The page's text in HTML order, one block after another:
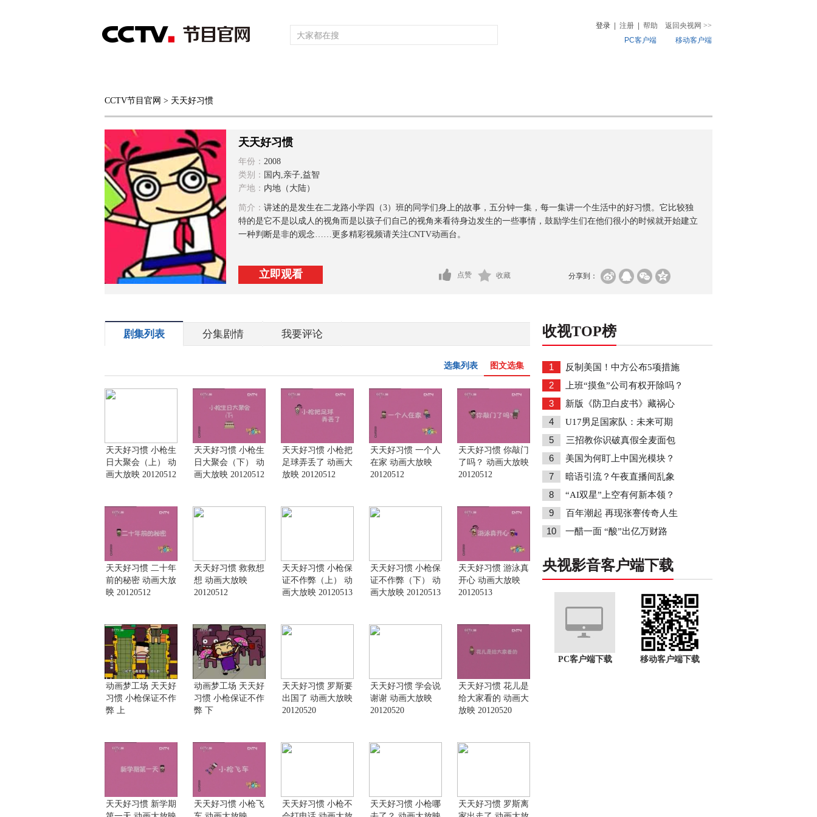
登录 注册 帮助 返回央视网 >>
PC客户端
移动客户端
综合 新闻 财经 综艺
CCTV节目官网 > 天天好习惯
天天好习惯
年份： 2008
类别： 国内,亲子,益智
产地： 内地（大陆）
简介： 讲述的是发生在二龙路小学四（3）班的同学们身上的故事，五分钟一集，每一集讲一个生活中的好习惯。它比较独
特的是它不是以成人的视角而是以孩子们自己的视角来看待身边发生的一些事情，鼓励学生们在他们很小的时候就开始建立
一种判断是非的观念……更多精彩视频请关注CNTV动画台。
立即观看 分享到：
点赞 收藏
剧集列表 分集剧情 我要评论
图文选集
选集列表
天天好习惯 小枪生
日大聚会（上） 动
画大放映 20120512
天天好习惯 小枪生
日大聚会（下） 动
画大放映 20120512
天天好习惯 小枪把
足球弄丢了 动画大
放映 20120512
天天好习惯 一个人
在家 动画大放映
20120512
天天好习惯 你敲门
了吗？ 动画大放映
20120512
天天好习惯 二十年
前的秘密 动画大放
映 20120512
天天好习惯 救救想
想 动画大放映
20120512
天天好习惯 小枪保
证不作弊（上） 动
画大放映 20120513
天天好习惯 小枪保
证不作弊（下） 动
画大放映 20120513
天天好习惯 游泳真
开心 动画大放映
20120513
动画梦工场 天天好
习惯 小枪保证不作
弊 上
动画梦工场 天天好
习惯 小枪保证不作
弊 下
天天好习惯 罗斯要
出国了 动画大放映
20120520
天天好习惯 学会说
谢谢 动画大放映
20120520
天天好习惯 花儿是
给大家看的 动画大
放映 20120520
天天好习惯 新学期
天天好习惯 小枪飞
天天好习惯 小枪不
天天好习惯 小枪哪
天天好习惯 罗斯离
收视TOP榜
1 反制美国！中方公布5项措施
2 上班“摸鱼”公司有权开除吗？
3 新版《防卫白皮书》藏祸心
4 U17男足国家队：未来可期
5 三招教你识破真假全麦面包
6 美国为何盯上中国光模块？
7 暗语引流？午夜直播间乱象
8 “AI双星”上空有何新本领？
9 百年潮起 再现张謇传奇人生
10 一醋一面 “酸”出亿万财路
央视影音客户端下载
PC客户端下载 移动客户端下载